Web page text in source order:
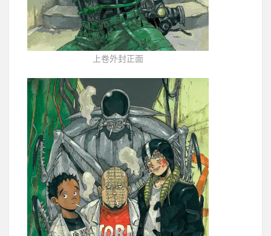
上卷外封正面